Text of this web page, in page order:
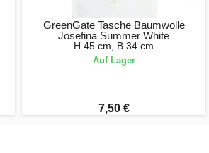
GreenGate Tasche Baumwolle
Josefina Summer White
H 45 cm, B 34 cm
Auf Lager
7,50 €